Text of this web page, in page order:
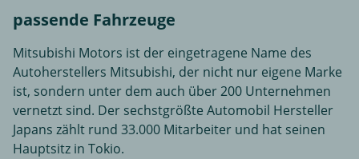
passende Fahrzeuge
Mitsubishi Motors ist der eingetragene Name des
Autoherstellers Mitsubishi, der nicht nur eigene Marke
ist, sondern unter dem auch über 200 Unternehmen
vernetzt sind. Der sechstgrößte Automobil Hersteller
Japans zählt rund 33.000 Mitarbeiter und hat seinen
Hauptsitz in Tokio.